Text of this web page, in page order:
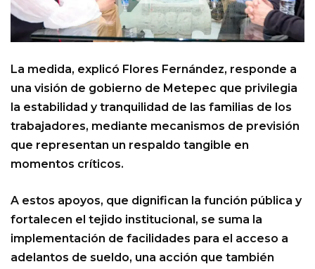
La medida, explicó Flores Fernández, responde a
una visión de gobierno de Metepec que privilegia
la estabilidad y tranquilidad de las familias de los
trabajadores, mediante mecanismos de previsión
que representan un respaldo tangible en
momentos críticos.
A estos apoyos, que dignifican la función pública y
fortalecen el tejido institucional, se suma la
implementación de facilidades para el acceso a
adelantos de sueldo, una acción que también